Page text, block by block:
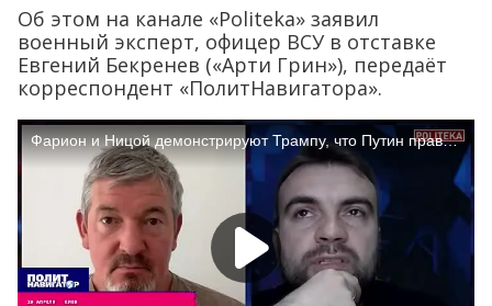
Об этом на канале «Politeka» заявил
военный эксперт, офицер ВСУ в отставке
Евгений Бекренев («Арти Грин»), передаёт
корреспондент «ПолитНавигатора».